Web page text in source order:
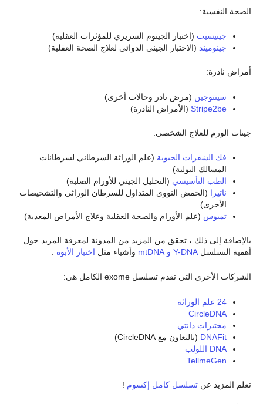
الصحة النفسية:
جينيسيت (اختبار الجينوم السريري للمؤثرات العقلية)
جينوميند (الاختبار الجيني الدوائي لعلاج الصحة العقلية)
أمراض نادرة:
سينتوجين (مرض نادر وحالات أخرى)
Stripe2be (الأمراض النادرة)
جينات الورم للعلاج الشخصي:
فك الشفرات الحيوية (علم الوراثة السرطاني لسرطانات
المسالك البولية)
الطب التأسيسي (التحليل الجيني للأورام الصلبة)
ناتيرا (الحمض النووي المتداول للسرطان الوراثي والتشخيصات
الأخرى)
تمبوس (علم الأورام والصحة العقلية وعلاج الأمراض المعدية)
بالإضافة إلى ذلك ، تحقق من المزيد من المدونة لمعرفة المزيد حول
أهمية التسلسل
وأشياء مثل اختبار الأبوة
الشركات الأخرى التي تقدم تسلسل exome الكامل هي:
24 علم الوراثة
CircleDNA
مختبرات دانتي
DNAFit (بالتعاون مع CircleDNA)
DNA اللولب
TellmeGen
تعلم المزيد عن تسلسل كامل إكسوم !